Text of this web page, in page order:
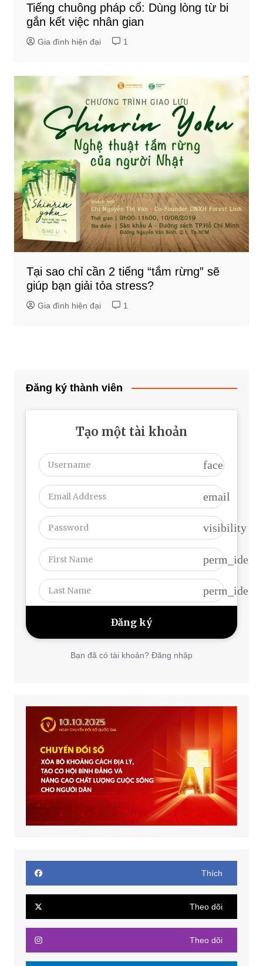
Tiếng chuông pháp cổ: Dùng lòng từ bi
gắn kết việc nhân gian
Gia đình hiện đại 1
Tại sao chỉ cần 2 tiếng “tắm rừng” sẽ
giúp bạn giải tỏa stress?
Gia đình hiện đại 1
Đăng ký thành viên
Tạo một tài khoản
face
email
visibility
Bạn đã có tài khoản? Đăng nhập
Thích
Theo dõi
Theo dõi